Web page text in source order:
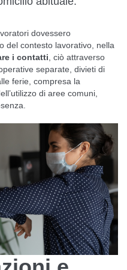
dovessero
del contesto lavorativo, nella
i contatti , ciò attraverso
separate, divieti di
ferie, compresa la
di aree comuni,